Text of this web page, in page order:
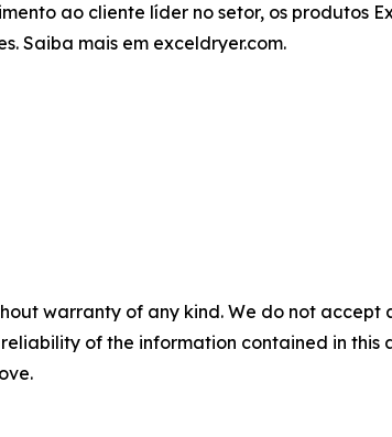
ao cliente líder no setor, os produtos
Saiba mais em exceldryer.com.
warranty of any kind. We do not
of the information contained in